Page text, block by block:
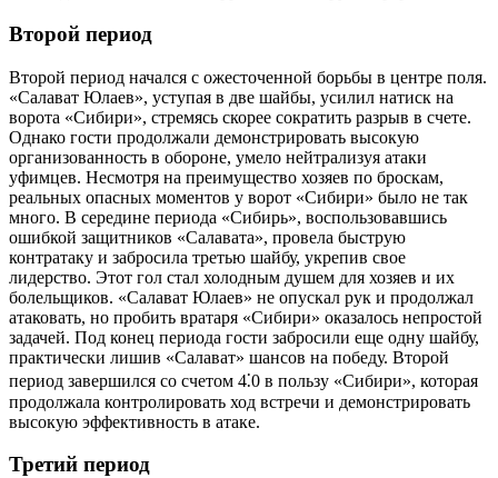
Второй период
Второй период начался с ожесточенной борьбы в центре поля.
«Салават Юлаев», уступая в две шайбы, усилил натиск на
ворота «Сибири», стремясь скорее сократить разрыв в счете.
Однако гости продолжали демонстрировать высокую
организованность в обороне, умело нейтрализуя атаки
уфимцев. Несмотря на преимущество хозяев по броскам,
реальных опасных моментов у ворот «Сибири» было не так
много. В середине периода «Сибирь», воспользовавшись
ошибкой защитников «Салавата», провела быструю
контратаку и забросила третью шайбу, укрепив свое
лидерство. Этот гол стал холодным душем для хозяев и их
болельщиков. «Салават Юлаев» не опускал рук и продолжал
атаковать, но пробить вратаря «Сибири» оказалось непростой
задачей. Под конец периода гости забросили еще одну шайбу,
практически лишив «Салават» шансов на победу. Второй
период завершился со счетом 4⁚0 в пользу «Сибири», которая
продолжала контролировать ход встречи и демонстрировать
высокую эффективность в атаке.
Третий период